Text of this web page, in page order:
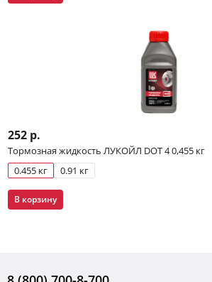
252 р.
Тормозная жидкость ЛУКОЙЛ DOT 4 0,455 кг
0.455 кг
0.91 кг
В корзину